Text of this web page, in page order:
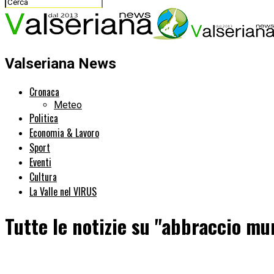
Valseriana News
Cronaca
Meteo
Politica
Economia & Lavoro
Sport
Eventi
Cultura
La Valle nel VIRUS
Tutte le notizie su "abbraccio